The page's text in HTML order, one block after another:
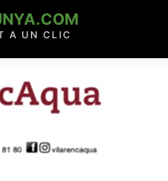
A UN CLIC